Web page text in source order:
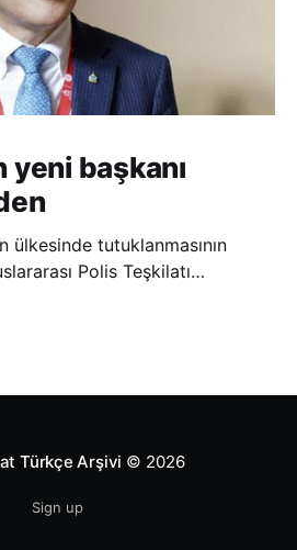
yeni başkanı
ülkesinde tutuklanmasının
Polis Teşkilatı
Türkçe Arşivi © 2026
Sign up